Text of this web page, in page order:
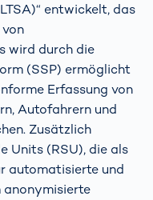
entwickelt, das
wird durch die
(SSP) ermöglicht
Erfassung von
Autofahrern und
Zusätzlich
Units (RSU), die als
automatisierte und
anonymisierte